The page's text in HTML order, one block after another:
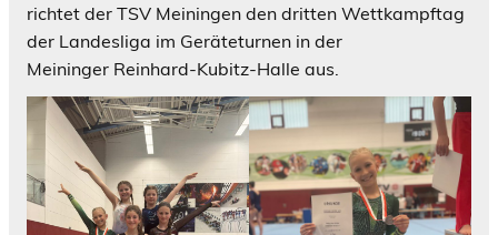
richtet der TSV Meiningen den dritten Wettkampftag
der Landesliga im Geräteturnen in der
Meininger Reinhard-Kubitz-Halle aus.